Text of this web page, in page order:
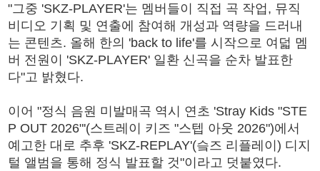
"그중 'SKZ-PLAYER'는 멤버들이 직접 곡 작업, 뮤직
비디오 기획 및 연출에 참여해 개성과 역량을 드러내
는 콘텐츠. 올해 한의 'back to life'를 시작으로 여덟 멤
버 전원이 'SKZ-PLAYER' 일환 신곡을 순차 발표한
다"고 밝혔다.
이어 "정식 음원 미발매곡 역시 연초 'Stray Kids "STE
P OUT 2026"'(스트레이 키즈 "스텝 아웃 2026")에서
예고한 대로 추후 'SKZ-REPLAY'(슼즈 리플레이) 디지
털 앨범을 통해 정식 발표할 것"이라고 덧붙였다.